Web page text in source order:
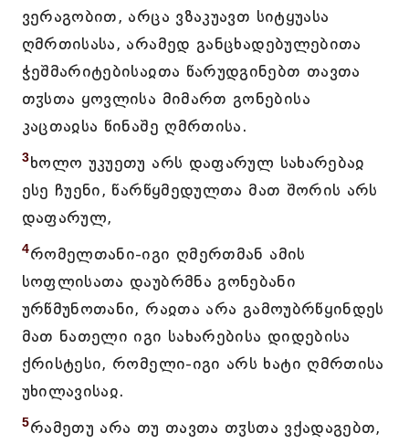
ვერაგობით, არცა ვზაკუავთ სიტყუასა
ღმრთისასა, არამედ განცხადებულებითა
ჭეშმარიტებისაჲთა წარუდგინებთ თავთა
თჳსთა ყოვლისა მიმართ გონებისა
კაცთაჲსა წინაშე ღმრთისა.
3ხოლო უკუეთუ არს დაფარულ სახარებაჲ
ესე ჩუენი, წარწყმედულთა მათ შორის არს
დაფარულ,
4რომელთანი-იგი ღმერთმან ამის
სოფლისათა დაუბრმნა გონებანი
ურწმუნოთანი, რაჲთა არა გამოუბრწყინდეს
მათ ნათელი იგი სახარებისა დიდებისა
ქრისტესი, რომელი-იგი არს ხატი ღმრთისა
უხილავისაჲ.
5რამეთუ არა თუ თავთა თჳსთა ვქადაგებთ,